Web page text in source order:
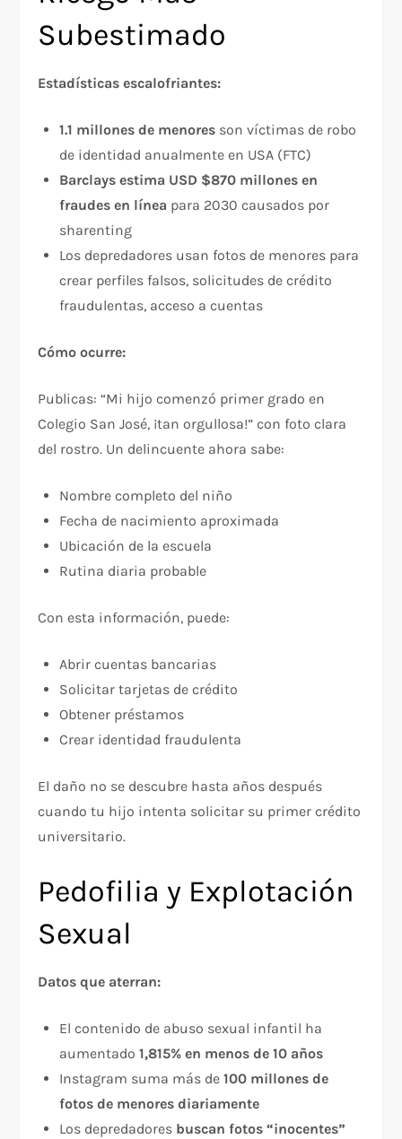
Subestimado
Estadísticas escalofriantes:
1.1 millones de menores son víctimas de robo
de identidad anualmente en USA (FTC)
Barclays estima USD $870 millones en
fraudes en línea para 2030 causados por
sharenting
Los depredadores usan fotos de menores para
crear perfiles falsos, solicitudes de crédito
fraudulentas, acceso a cuentas
Cómo ocurre:
Publicas: “Mi hijo comenzó primer grado en
Colegio San José, ¡tan orgullosa!” con foto clara
del rostro. Un delincuente ahora sabe:
Nombre completo del niño
Fecha de nacimiento aproximada
Ubicación de la escuela
Rutina diaria probable
Con esta información, puede:
Abrir cuentas bancarias
Solicitar tarjetas de crédito
Obtener préstamos
Crear identidad fraudulenta
El daño no se descubre hasta años después
cuando tu hijo intenta solicitar su primer crédito
universitario.
Pedofilia y Explotación
Sexual
Datos que aterran:
El contenido de abuso sexual infantil ha
aumentado1,815% en menos de 10 años
Instagram suma más de100 millones de
fotos de menores diariamente
Los depredadores buscan fotos “inocentes”